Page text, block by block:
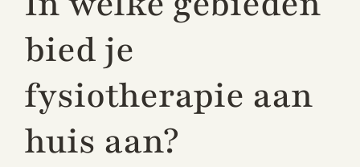
Over mij
bied je
fysiotherapie aan
huis aan?